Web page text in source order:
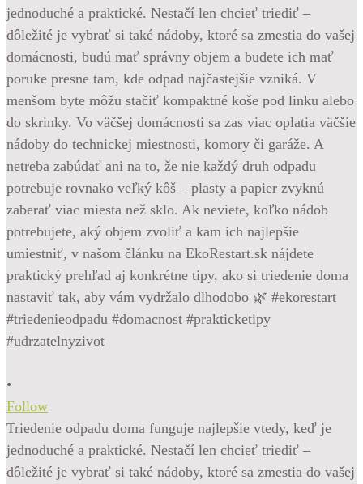
•
Follow
Triedenie odpadu doma funguje najlepšie vtedy, keď je
jednoduché a praktické. Nestačí len chcieť triediť –
dôležité je vybrať si také nádoby, ktoré sa zmestia do vašej